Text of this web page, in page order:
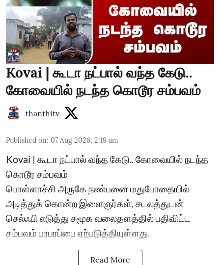
Kovai | கூடா நட்பால் வந்த கேடு..
கோவையில் நடந்த கொடூர சம்பவம்
thanthitv
Published on: 07 Aug 2026, 2:19 am
Kovai | கூடா நட்பால் வந்த கேடு.. கோவையில் நடந்த
கொடூர சம்பவம்
பொள்ளாச்சி அருகே நண்பனை மதுபோதையில்
அடித்துக் கொன்ற இளைஞர்கள், சடலத்துடன்
செல்ஃபி எடுத்து சமூக வலைதளத்தில் பதிவிட்ட
சம்பவம் பரபரப்பை ஏற்படுத்தியுள்ளது.
Read More